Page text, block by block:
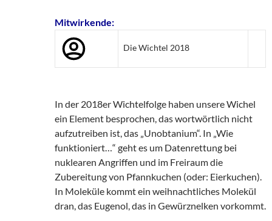
Mitwirkende:
Die Wichtel 2018
In der 2018er Wichtelfolge haben unsere Wichel
ein Element besprochen, das wortwörtlich nicht
aufzutreiben ist, das „Unobtanium“. In „Wie
funktioniert…“ geht es um Datenrettung bei
nuklearen Angriffen und im Freiraum die
Zubereitung von Pfannkuchen (oder: Eierkuchen).
In Moleküle kommt ein weihnachtliches Molekül
dran, das Eugenol, das in Gewürznelken vorkommt.